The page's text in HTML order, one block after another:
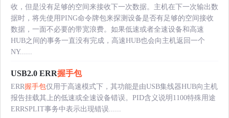
收，但是没有足够的空间来接收下一次数据。主机在下一次输出数
据时，将先使用PING命令牌包来探测设备是否有足够的空间接收
数据，一面不必要的带宽浪费。如果低速或者全速设备和高速
HUB之间的事务一直没有完成，高速HUB也会向主机返回一个
NY......
USB2.0 ERR握手包
ERR握手包仅用于高速模式下，其功能是由USB集线器HUB向主机
报告挂载其上的低速或全速设备错误。PID含义说明1100特殊用途
ERRSPLIT事务中表示出现错误......